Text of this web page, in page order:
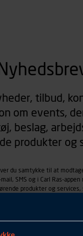
tilbud,
om events,
beslag,
produkter og
du samtykke til at
SMS og i Carl Ras-
produkter og services,
personoplysninger.